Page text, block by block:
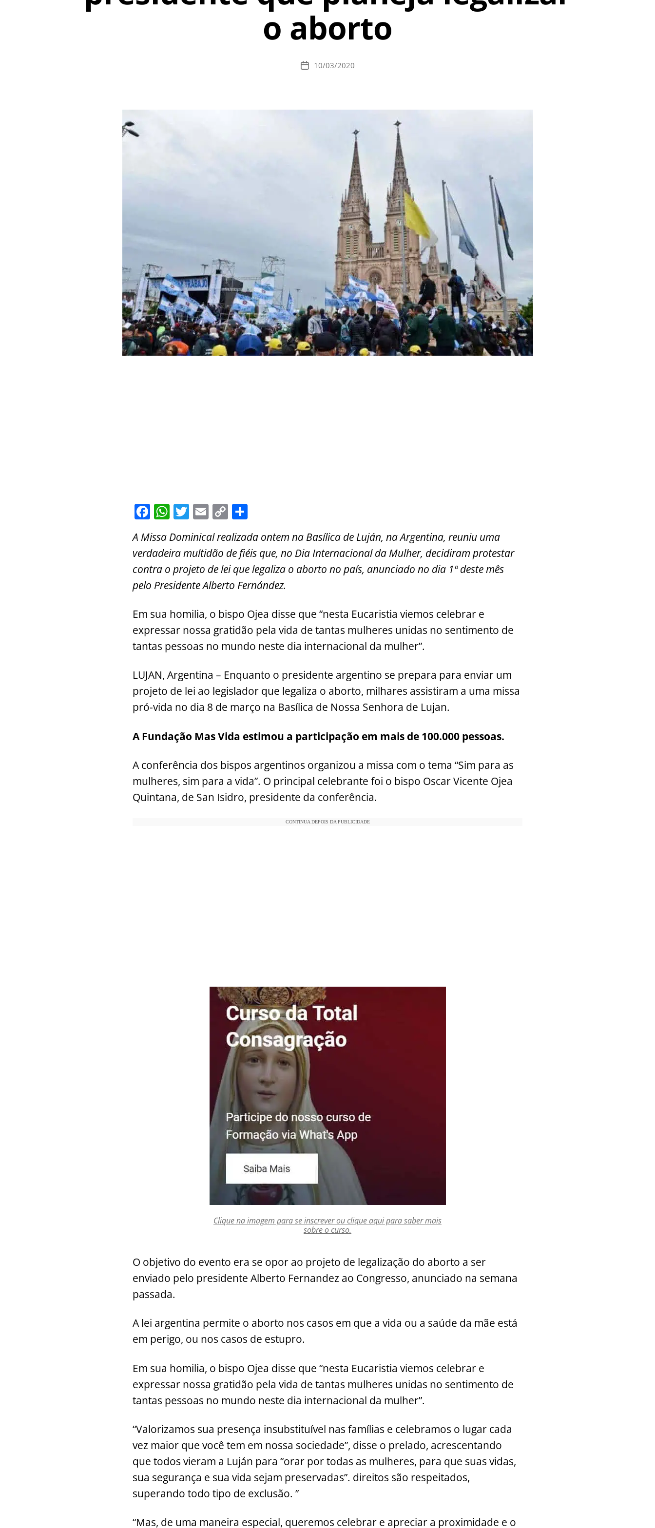
o aborto
Data10/03/2020
F
a
c
e
b
o
k
W
at
s
A
p
p
T
w
itt
er
E
ai
l
C
o
p
y
Li
n
ar
e
A Missa Dominical realizada ontem na Basílica de Luján, na Argentina, reuniu uma
verdadeira multidão de fiéis que, no Dia Internacional da Mulher, decidiram protestar
contra o projeto de lei que legaliza o aborto no país, anunciado no dia 1º deste mês
pelo Presidente Alberto Fernández.
Em sua homilia, o bispo Ojea disse que “nesta Eucaristia viemos celebrar e
expressar nossa gratidão pela vida de tantas mulheres unidas no sentimento de
tantas pessoas no mundo neste dia internacional da mulher”.
LUJAN, Argentina – Enquanto o presidente argentino se prepara para enviar um
projeto de lei ao legislador que legaliza o aborto, milhares assistiram a uma missa
pró-vida no dia 8 de março na Basílica de Nossa Senhora de Lujan.
A Fundação Mas Vida estimou a participação em mais de 100.000 pessoas.
A conferência dos bispos argentinos organizou a missa com o tema “Sim para as
mulheres, sim para a vida”. O principal celebrante foi o bispo Oscar Vicente Ojea
Quintana, de San Isidro, presidente da conferência.
CONTINUA DEPOIS DA PUBLICIDADE
Clique na imagem para se inscrever ou clique aqui para saber mais
sobre o curso.
O objetivo do evento era se opor ao projeto de legalização do aborto a ser
enviado pelo presidente Alberto Fernandez ao Congresso, anunciado na semana
passada.
A lei argentina permite o aborto nos casos em que a vida ou a saúde da mãe está
em perigo, ou nos casos de estupro.
Em sua homilia, o bispo Ojea disse que “nesta Eucaristia viemos celebrar e
expressar nossa gratidão pela vida de tantas mulheres unidas no sentimento de
tantas pessoas no mundo neste dia internacional da mulher”.
“Valorizamos sua presença insubstituível nas famílias e celebramos o lugar cada
vez maior que você tem em nossa sociedade”, disse o prelado, acrescentando
que todos vieram a Luján para “orar por todas as mulheres, para que suas vidas,
sua segurança e sua vida sejam preservadas”. direitos são respeitados,
superando todo tipo de exclusão. ”
“Mas, de uma maneira especial, queremos celebrar e apreciar a proximidade e o